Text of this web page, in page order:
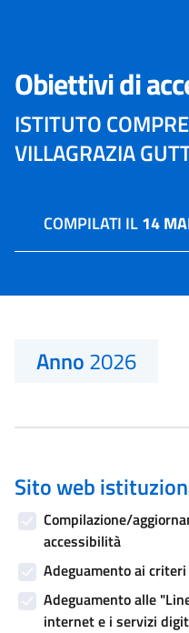
Obiettivi di
ISTITUTO
VILLAGRAZIA
COMPILATI IL14
Anno2026
Sito web
Compilazione/
accessibilità
Adeguamento ai
Adeguamento alle
internet e i servizi